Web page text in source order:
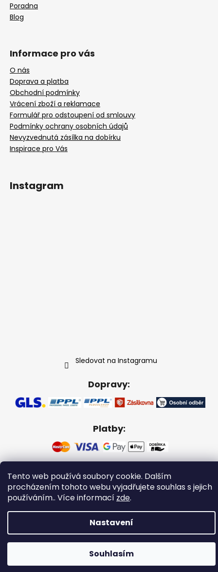
Tento web používá soubory cookie. Dalším
procházením tohoto webu vyjadřujete souhlas s jejich
používáním.. Více informací zde.
Nastavení
Souhlasím
Poradna
Blog
Informace pro vás
O nás
Doprava a platba
Obchodní podmínky
Vrácení zboží a reklamace
Formulář pro odstoupení od smlouvy
Podmínky ochrany osobních údajů
Nevyzvednutá zásílka na dobírku
Inspirace pro Vás
Instagram
Sledovat na Instagramu
Dopravy:
Platby:
Vytvořil Shoptet
Copyright 2026Gabikacopánky. Všechna práva
vyhrazena.